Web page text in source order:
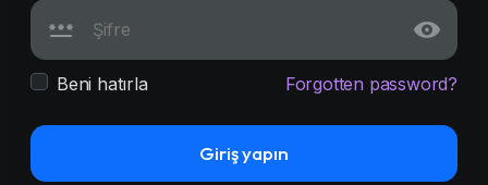
Beni hatırla Forgotten password?
Giriş yapın